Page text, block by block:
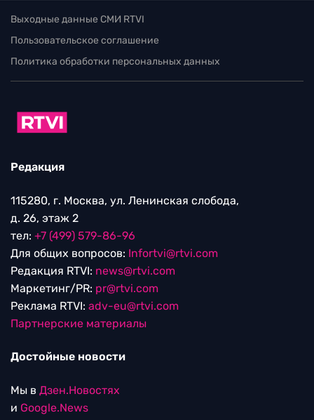
Выходные данные СМИ RTVI
Пользовательское соглашение
Политика обработки персональных данных
Редакция
115280, г. Москва, ул. Ленинская слобода,
д. 26, этаж 2
тел: +7 (499) 579-86-96
Для общих вопросов: Infortvi@rtvi.com
Редакция RTVI: news@rtvi.com
Маркетинг/PR: pr@rtvi.com
Реклама RTVI: adv-eu@rtvi.com
Партнерские материалы
Достойные новости
Мы в Дзен.Новостях
и Google.News